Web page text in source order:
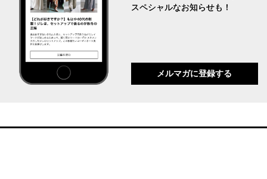
スペシャルなお知らせも！
メルマガに登録する